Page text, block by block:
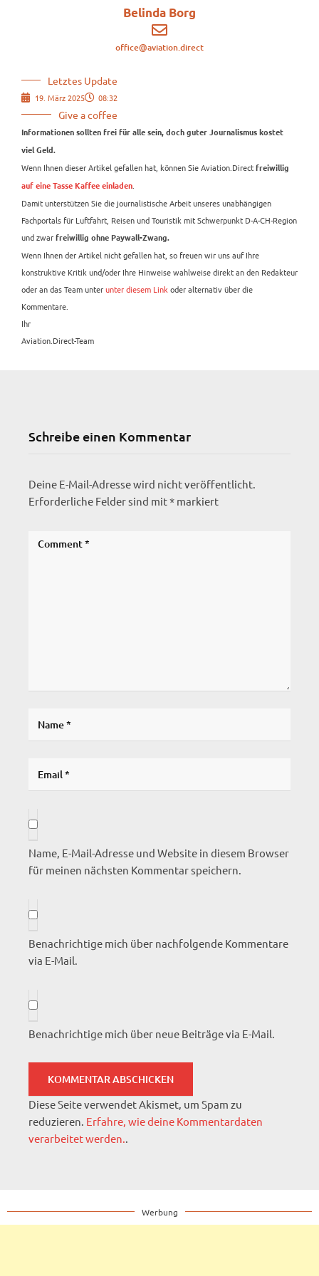
Belinda Borg
office@aviation.direct
Letztes Update
19. März 2025 08:32
Give a coffee
Informationen sollten frei für alle sein, doch guter Journalismus kostet
viel Geld.
Wenn Ihnen dieser Artikel gefallen hat, können Sie Aviation.Direct freiwillig
auf eine Tasse Kaffee einladen
Damit unterstützen Sie die journalistische Arbeit unseres unabhängigen
Fachportals für Luftfahrt, Reisen und Touristik mit Schwerpunkt D-A-CH-Region
und zwar freiwillig ohne Paywall-Zwang.
Wenn Ihnen der Artikel nicht gefallen hat, so freuen wir uns auf Ihre
konstruktive Kritik und/oder Ihre Hinweise wahlweise direkt an den Redakteur
oder an das Team unterunter diesem Link oder alternativ über die
Kommentare.
Ihr
Aviation.Direct-Team
Schreibe einen Kommentar
Deine E-Mail-Adresse wird nicht veröffentlicht.
Erforderliche Felder sind mit* markiert
Name, E-Mail-Adresse und Website in diesem Browser
für meinen nächsten Kommentar speichern.
Benachrichtige mich über nachfolgende Kommentare
via E-Mail.
Benachrichtige mich über neue Beiträge via E-Mail.
Diese Seite verwendet Akismet, um Spam zu
reduzieren. Erfahre, wie deine Kommentardaten
verarbeitet werden..
Werbung